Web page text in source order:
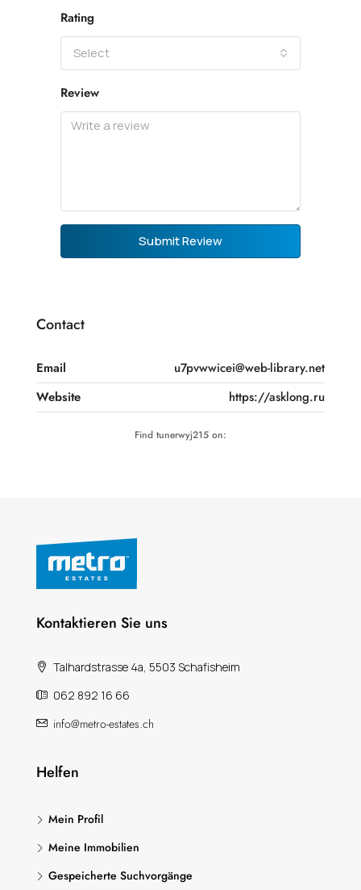
Rating
Select
Review
Submit Review
Contact
Email
u7pvwwicei@web-library.net
Website
https://asklong.ru
Find tunerwyj215 on:
Kontaktieren Sie uns
Talhardstrasse 4a, 5503 Schafisheim
062 892 16 66
info@metro-estates.ch
Helfen
Mein Profil
Meine Immobilien
Gespeicherte Suchvorgänge